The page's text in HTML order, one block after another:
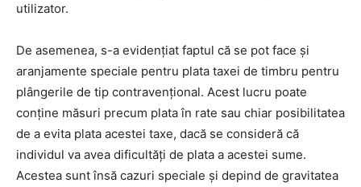
utilizator.
De asemenea, s-a evidențiat faptul că se pot face și
aranjamente speciale pentru plata taxei de timbru pentru
plângerile de tip contravențional. Acest lucru poate
conține măsuri precum plata în rate sau chiar posibilitatea
de a evita plata acestei taxe, dacă se consideră că
individul va avea dificultăți de plata a acestei sume.
Acestea sunt însă cazuri speciale și depind de gravitatea